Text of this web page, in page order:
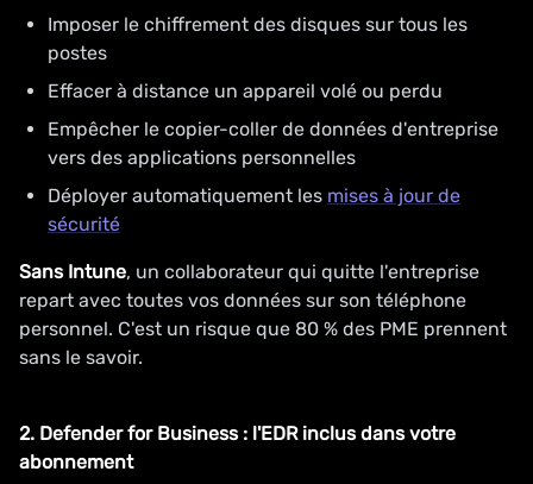
Imposer le chiffrement des disques sur tous les
postes
Effacer à distance un appareil volé ou perdu
Empêcher le copier-coller de données d'entreprise
vers des applications personnelles
Déployer automatiquement les mises à jour de
sécurité
Sans Intune, un collaborateur qui quitte l'entreprise
repart avec toutes vos données sur son téléphone
personnel. C'est un risque que 80 % des PME prennent
sans le savoir.
2. Defender for Business : l'EDR inclus dans votre
abonnement